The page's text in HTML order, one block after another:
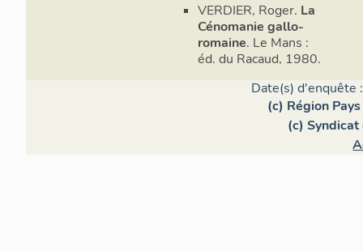
VERDIER, Roger. La
Cénomanie gallo-
romaine. Le Mans :
éd. du Racaud, 1980.
Date(s) d'enquête
(c) Région
(c)